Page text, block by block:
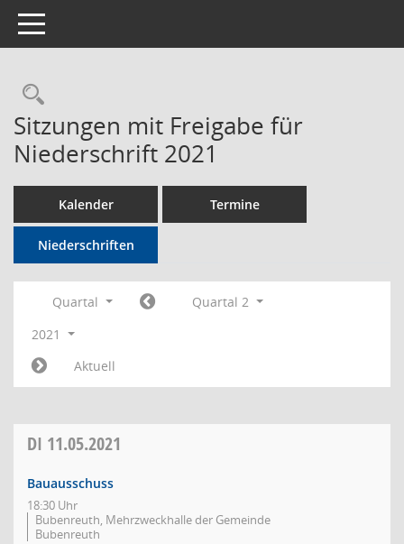
Toggle navigation
Rechercheauswahl
Sitzungen mit Freigabe für
Niederschrift 2021
Kalender Termine
Niederschriften
Quartal
Quartal 2
2021
Aktuell
DI 11.05.2021
Bauausschuss
18:30 Uhr
Bubenreuth, Mehrzweckhalle der Gemeinde
Bubenreuth